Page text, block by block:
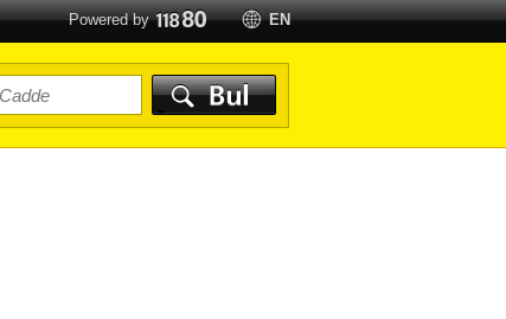
Powered by EN